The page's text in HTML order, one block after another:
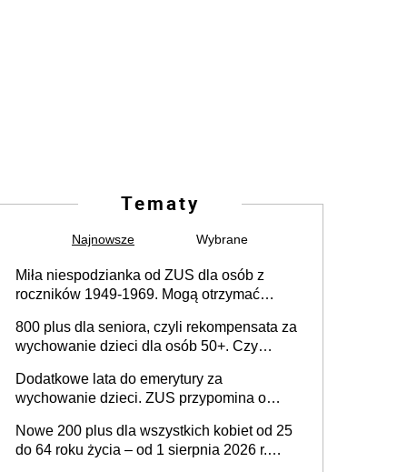
Tematy
Najnowsze Wybrane
Miła niespodzianka od ZUS dla osób z
roczników 1949-1969. Mogą otrzymać
800 plus dla seniora, czyli rekompensata za
wychowanie dzieci dla osób 50+. Czy
wejdzie w życie?
Dodatkowe lata do emerytury za
wychowanie dzieci. ZUS przypomina o
Nowe 200 plus dla wszystkich kobiet od 25
do 64 roku życia – od 1 sierpnia 2026 r.